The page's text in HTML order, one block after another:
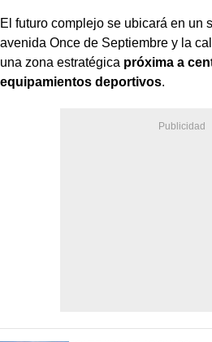
El futuro complejo se ubicará en un
avenida Once de Septiembre y la
una zona estratégica próxima a
equipamientos deportivos.